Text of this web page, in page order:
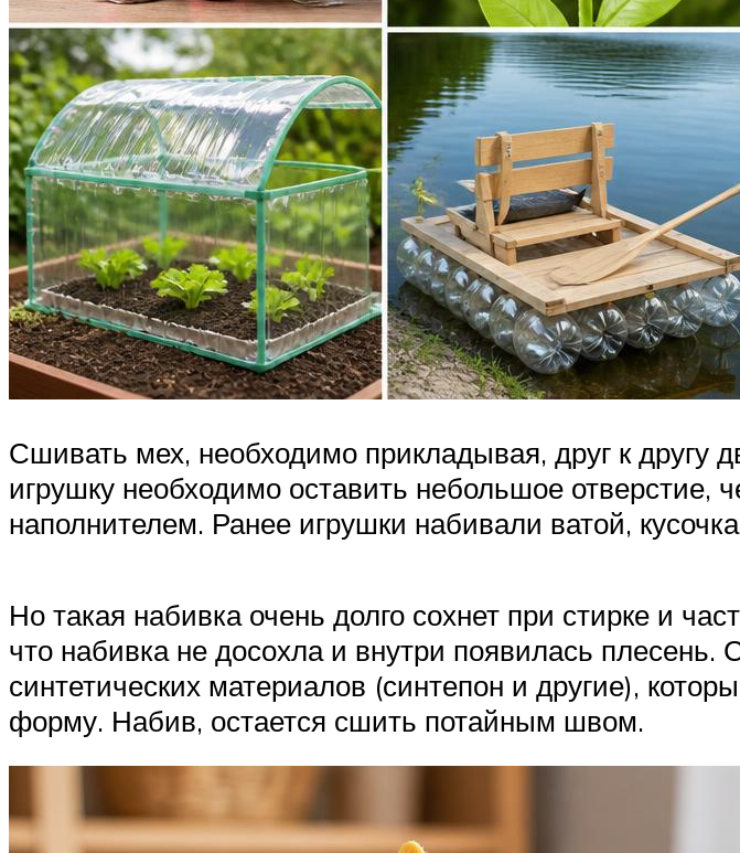
Сшивать мех, необходимо прикладывая, друг к другу
игрушку необходимо оставить небольшое отверстие,
наполнителем. Ранее игрушки набивали ватой,
Но такая набивка очень долго сохнет при стирке и
что набивка не досохла и внутри появилась
синтетических материалов (синтепон и другие),
форму. Набив, остается сшить потайным швом.